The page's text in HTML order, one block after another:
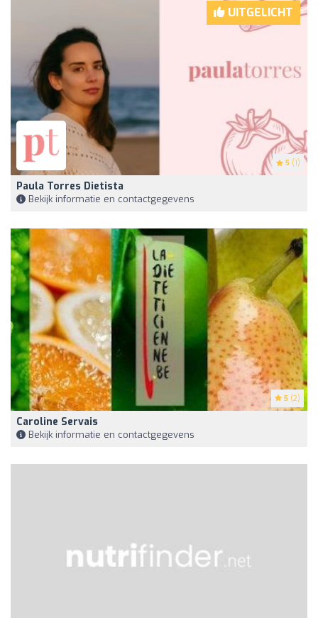
UITGELICHT
5 (1)
Paula Torres Dietista
Bekijk informatie en contactgegevens
5 (2)
Caroline Servais
Bekijk informatie en contactgegevens